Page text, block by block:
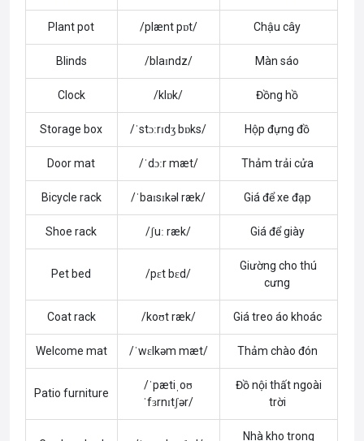
Plant pot /plænt pɒt/ Chậu cây
Blinds /blaɪndz/ Màn sáo
Clock /klɒk/ Đồng hồ
Storage box /ˈstɔːrɪdʒ bɒks/ Hộp đựng đồ
Door mat /ˈdɔːr mæt/ Thảm trải cửa
Bicycle rack /ˈbaɪsɪkəl ræk/ Giá để xe đạp
Shoe rack /ʃuː ræk/ Giá để giày
Pet bed /pɛt bɛd/
Giường cho thú
cưng
Coat rack /koʊt ræk/ Giá treo áo khoác
Welcome mat /ˈwɛlkəm mæt/ Thảm chào đón
Patio furniture
/ˈpætiˌoʊ
ˈfɜrnɪtʃər/
Đồ nội thất ngoài
trời
Nhà kho trong